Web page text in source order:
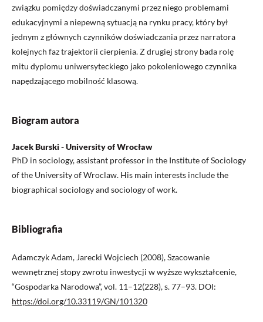
związku pomiędzy doświadczanymi przez niego problemami
edukacyjnymi a niepewną sytuacją na rynku pracy, który był
jednym z głównych czynników doświadczania przez narratora
kolejnych faz trajektorii cierpienia. Z drugiej strony bada rolę
mitu dyplomu uniwersyteckiego jako pokoleniowego czynnika
napędzającego mobilność klasową.
Biogram autora
Jacek Burski - University of Wrocław
PhD in sociology, assistant professor in the Institute of Sociology
of the University of Wroclaw. His main interests include the
biographical sociology and sociology of work.
Bibliografia
Adamczyk Adam, Jarecki Wojciech (2008), Szacowanie
wewnętrznej stopy zwrotu inwestycji w wyższe wykształcenie,
“Gospodarka Narodowa”, vol. 11–12(228), s. 77–93. DOI:
https://doi.org/10.33119/GN/101320